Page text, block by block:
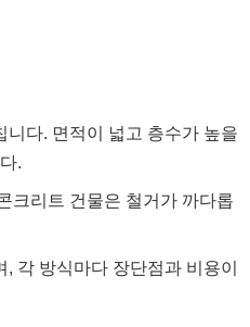
다. 면적이 넓고 층수가 높을
.
크리트 건물은 철거가 까다롭
각 방식마다 장단점과 비용이